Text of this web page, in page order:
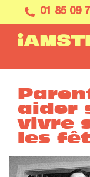
01 85 09
aider
vivre
les